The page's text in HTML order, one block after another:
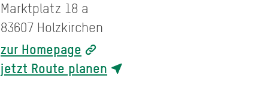
Marktplatz 18 a
83607 Holzkirchen
zur Homepage
jetzt Route planen